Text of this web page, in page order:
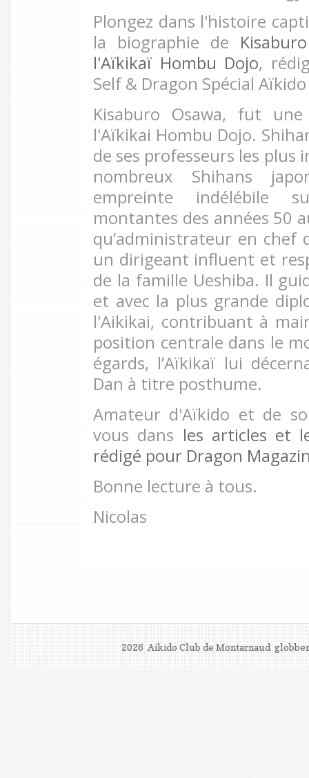
Plongez dans l'histoire
la biographie de
l'Aïkikaï Hombu Dojo,
Self & Dragon Spécial
Kisaburo Osawa, fut
l'Aïkikai Hombu Dojo.
de ses professeurs les
nombreux Shihans
empreinte indélébile
montantes des années 50
qu’administrateur en
un dirigeant influent et
de la famille Ueshiba. Il
et avec la plus grande
l'Aikikai, contribuant à
position centrale dans le
égards, l’Aïkikaï lui
Dan à titre posthume.
Amateur d'Aïkido et de
vous dans les articles et
rédigé pour Dragon
Bonne lecture à tous.
Nicolas
2026 Aikido Club de Montarnaud